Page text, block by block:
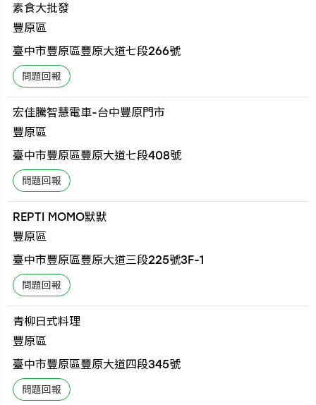
素食大批發
豐原區
臺中市豐原區豐原大道七段266號
宏佳騰智慧電車-台中豐原門市
豐原區
臺中市豐原區豐原大道七段408號
REPTI MOMO默默
豐原區
臺中市豐原區豐原大道三段225號3F-1
青柳日式料理
豐原區
臺中市豐原區豐原大道四段345號